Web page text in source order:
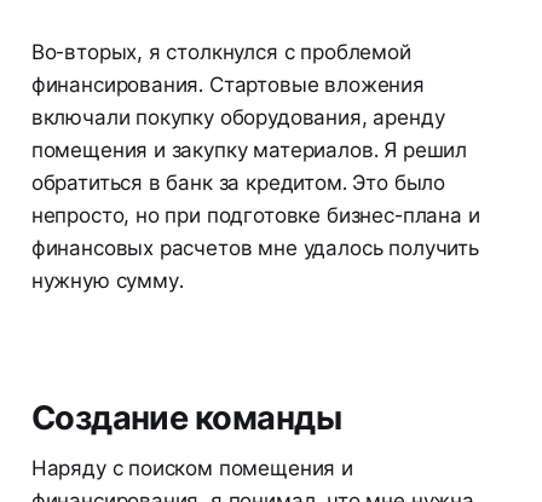
Во-вторых, я столкнулся с проблемой
финансирования. Стартовые вложения
включали покупку оборудования, аренду
помещения и закупку материалов. Я решил
обратиться в банк за кредитом. Это было
непросто, но при подготовке бизнес-плана и
финансовых расчетов мне удалось получить
нужную сумму.
Создание команды
Наряду с поиском помещения и